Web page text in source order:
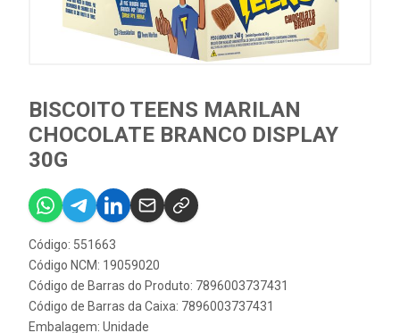
BISCOITO TEENS MARILAN
CHOCOLATE BRANCO DISPLAY
30G
Código: 551663
Código NCM: 19059020
Código de Barras do Produto: 7896003737431
Código de Barras da Caixa: 7896003737431
Embalagem: Unidade